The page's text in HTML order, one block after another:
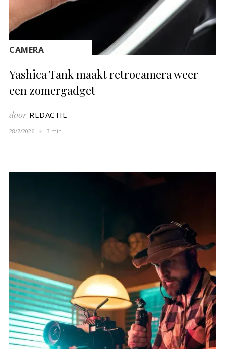
CAMERA
Yashica Tank maakt retrocamera weer
een zomergadget
door REDACTIE
28/7/2026 3 min